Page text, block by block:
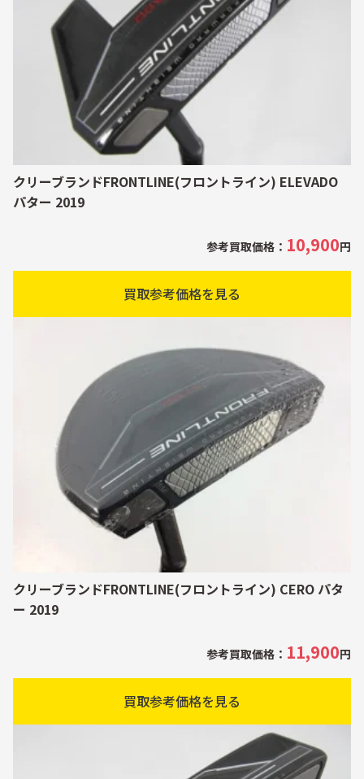
クリーブランドFRONTLINE(フロントライン) ELEVADO
パター 2019
参考買取価格： 10,900円
買取参考価格を見る
クリーブランドFRONTLINE(フロントライン) CERO パタ
ー 2019
参考買取価格： 11,900円
買取参考価格を見る